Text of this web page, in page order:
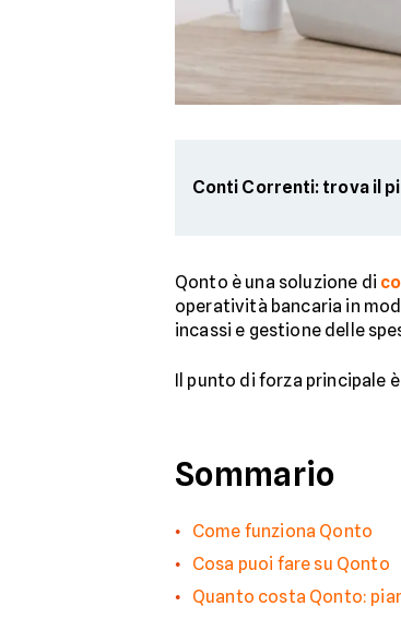
Conti Correnti: trova il
Qonto è una soluzione di
operatività bancaria in
incassi e gestione delle
Il punto di forza principale
Sommario
Come funziona Qonto
Cosa puoi fare su Qonto
Quanto costa Qonto: